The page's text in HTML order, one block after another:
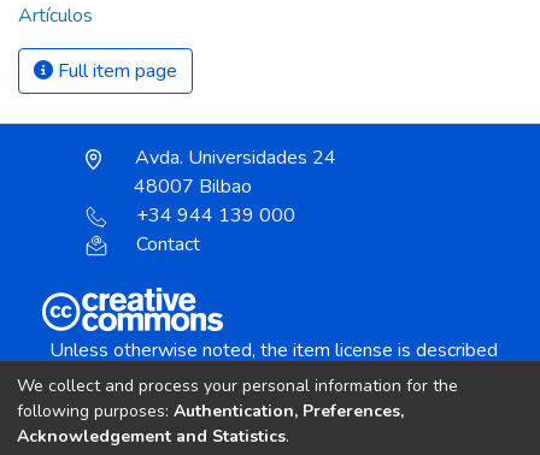
Artículos
Full item page
Avda. Universidades 24
48007 Bilbao
+34 944 139 000
Contact
Unless otherwise noted, the item license is described
Creative Commons Attribution-NonCommercial-
We collect and process your personal information for the
following purposes: Authentication, Preferences,
Acknowledgement and Statistics.